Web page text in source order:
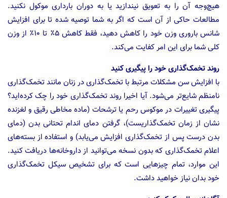
هیچ‌وجه آن را به تعویق نیندازید یا به دوران بارداری موکول نکنید.
مطالعات حاکی از آن است که اگر به شما توصیه شده تا برای افزایش
شانس باروری وزن خود را کاهش دهید، فقط کاهش ۵٪ تا ۱۰٪ از وزن
کلی شما برای این امر کفایت می‌کند.
روند تخمک‌گذاری خود را پیگیری کنید
با افزایش سن مشکلات مرتبط با تخمک‌گذاری در زنان مانند تخمک‌گذاری
نامنظم شایع‌تر می‌شود. آیا اخیرا روند تخمک‌گذاری خود را چک کرده‌اید؟
پیگیری تغییرات در موکوس رحم یا ترشحات (ماده مخاطی رقیق و لغزنده‌
نشان از زمان تخمک‌گذاریست)، گرفتن دمای اندام تحتانی بدن (دمای
بدن درست پس از تخمک‌گذاری افزایش می‌یابد) و استفاده از بسته‌های
اعلام تخمک‌گذاری که بدون نسخه می‌توانید از داروخانه‌ها دریافت کنید.
این موارد، تمام چیزهایی است که برای تشخیص سیکل تخمک‌گذاری
خود بدان نیاز خواهید داشت.